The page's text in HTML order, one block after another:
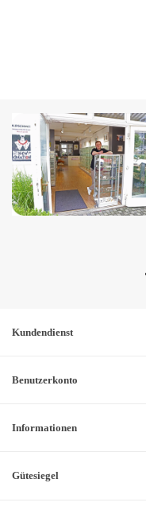
Kundendienst
Benutzerkonto
Informationen
Gütesiegel